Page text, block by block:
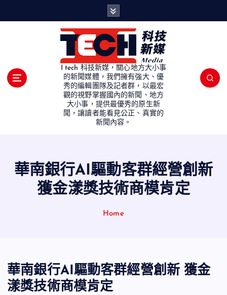
I tech 科技新媒，關心地方大小事
的新聞媒體，我們擁有強大、優
秀的編輯團隊及記者群，以最宏
觀的視野掌握國內的新聞、地方
大小事，提供最優秀的原生新
聞，讓讀者能看見公正、真實的
新聞內容。
華南銀行AI驅動客群經營創新
獲金漾獎技術商模肯定
Home
華南銀行AI驅動客群經營創新 獲金
漾獎技術商模肯定